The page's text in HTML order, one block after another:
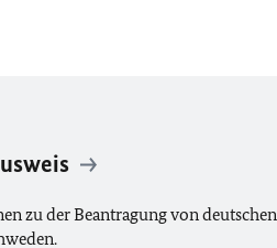
zu der Beantragung von deutschen